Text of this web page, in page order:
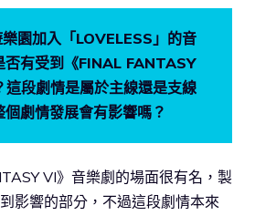
園加入「LOVELESS」的音
否有受到《FINAL FANTASY
段劇情是屬於主線還是支線
劇情發展會有影響嗎？
VI》音樂劇的場面很有名，製
影響的部分，不過這段劇情本來